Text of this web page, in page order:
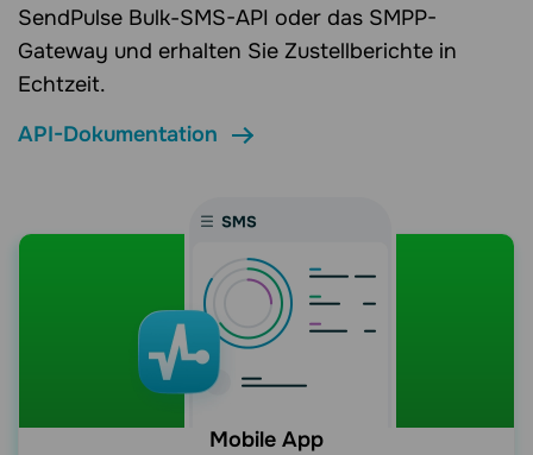
SendPulse Bulk-SMS-API oder das SMPP-
Gateway und erhalten Sie Zustellberichte in
Echtzeit.
API-Dokumentation
Mobile App